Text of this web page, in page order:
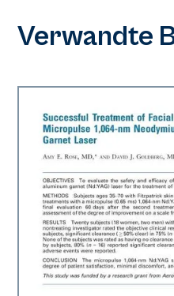
Verwandte